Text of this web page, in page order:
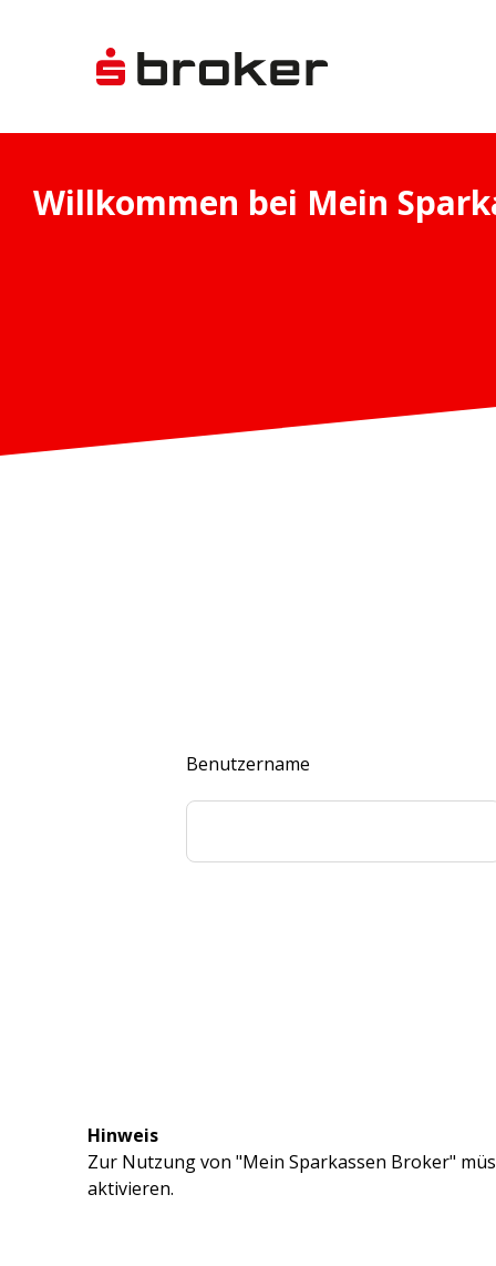
Benutzername
Hinweis
Zur Nutzung von "Mein Sparkassen Broker"
aktivieren.